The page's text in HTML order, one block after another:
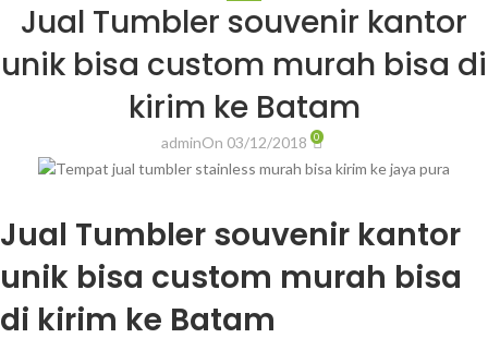
Jual Tumbler souvenir kantor
unik bisa custom murah bisa di
kirim ke Batam
adminOn 03/12/2018 0
Jual Tumbler souvenir kantor
unik bisa custom murah bisa
di kirim ke Batam